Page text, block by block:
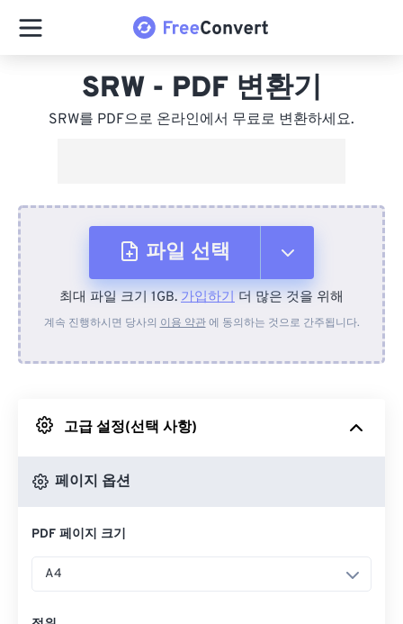
SRW - PDF 변환기
SRW를 PDF으로 온라인에서 무료로 변환하세요.
파일 선택
장치에서
Google 드라이브에서
최대 파일 크기 1GB. 가입하기 더 많은 것을 위해
계속 진행하시면 당사의 이용 약관에 동의하는 것으로 간주됩니다.
고급 설정(선택 사항)
페이지 옵션
PDF 페이지 크기
A4